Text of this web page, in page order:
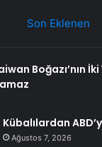
Son Eklenen
Boğazı’nın
Kübalılardan
Ağustos 7, 2026